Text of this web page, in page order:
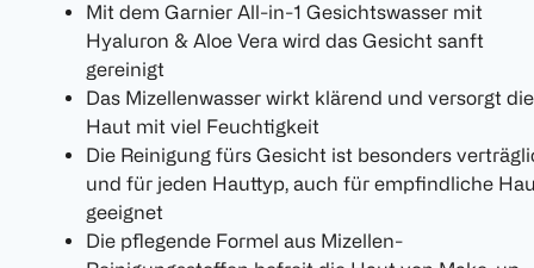
Mit dem Garnier All-in-1 Gesichtswasser mit
Hyaluron & Aloe Vera wird das Gesicht sanft
gereinigt
Das Mizellenwasser wirkt klärend und versorgt die
Haut mit viel Feuchtigkeit
Die Reinigung fürs Gesicht ist besonders
und für jeden Hauttyp, auch für empfindliche
geeignet
Die pflegende Formel aus Mizellen-